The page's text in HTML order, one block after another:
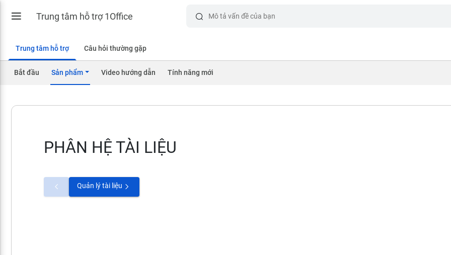
Trung tâm hỗ trợ 1Office
Trung tâm hỗ trợ Câu hỏi thường gặp
Bắt đầu Sản phẩm Video hướng dẫn Tính năng mới
PHÂN HỆ TÀI LIỆU
Quản lý tài liệu